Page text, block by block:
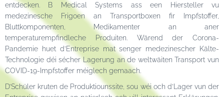
entdecken. B Medical Systems ass een Hiersteller vu
medezinesche Frigoen an Transportboxen fir Impfstoffer,
Bluttkomponenten, Medikamenter an aner
temperaturempfindleche Produiten. Wärend der Corona-
Pandemie huet d’Entreprise mat senger medezinescher Kälte-
Technologie déi sécher Lagerung an de weltwäiten Transport vun
COVID-19-Impfstoffer méiglech gemaach.
D’Schüler kruten de Produktiounssite, sou wéi och d’Lager vun der